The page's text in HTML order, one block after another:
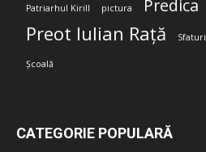
Patriarhul Kirill pictura Predica
Preot Iulian Rață
Școală
CATEGORIE POPULARĂ